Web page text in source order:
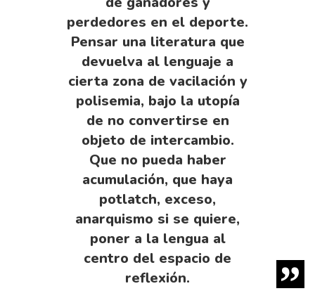
perdedores en el deporte.
Pensar una literatura que
devuelva al lenguaje a
cierta zona de vacilación y
polisemia, bajo la utopía
de no convertirse en
objeto de intercambio.
Que no pueda haber
acumulación, que haya
potlatch, exceso,
anarquismo si se quiere,
poner a la lengua al
centro del espacio de
reflexión.